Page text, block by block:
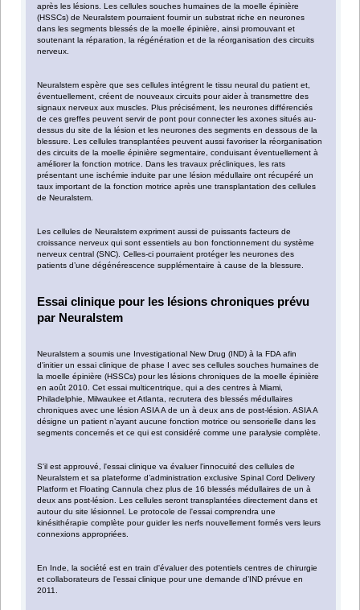
après les lésions. Les cellules souches humaines de la moelle épinière
(HSSCs) de Neuralstem pourraient fournir un substrat riche en neurones
dans les segments blessés de la moelle épinière, ainsi promouvant et
soutenant la réparation, la régénération et de la réorganisation des circuits
nerveux.
Neuralstem espère que ses cellules intégrent le tissu neural du patient et,
éventuellement, créent de nouveaux circuits pour aider à transmettre des
signaux nerveux aux muscles. Plus précisément, les neurones différenciés
de ces greffes peuvent servir de pont pour connecter les axones situés au-
dessus du site de la lésion et les neurones des segments en dessous de la
blessure. Les cellules transplantées peuvent aussi favoriser la réorganisation
des circuits de la moelle épinière segmentaire, conduisant éventuellement à
améliorer la fonction motrice. Dans les travaux précliniques, les rats
présentant une ischémie induite par une lésion médullaire ont récupéré un
taux important de la fonction motrice après une transplantation des cellules
de Neuralstem.
Les cellules de Neuralstem expriment aussi de puissants facteurs de
croissance nerveux qui sont essentiels au bon fonctionnement du système
nerveux central (SNC). Celles-ci pourraient protéger les neurones des
patients d’une dégénérescence supplémentaire à cause de la blessure.
Essai clinique pour les lésions chroniques prévu
par Neuralstem
Neuralstem a soumis une Investigational New Drug (IND) à la FDA afin
d'initier un essai clinique de phase I avec ses cellules souches humaines de
la moelle épinière (HSSCs) pour les lésions chroniques de la moelle épinière
en août 2010. Cet essai multicentrique, qui a des centres à Miami,
Philadelphie, Milwaukee et Atlanta, recrutera des blessés médullaires
chroniques avec une lésion ASIA A de un à deux ans de post-lésion. ASIA A
désigne un patient n’ayant aucune fonction motrice ou sensorielle dans les
segments concernés et ce qui est considéré comme une paralysie complète.
S'il est approuvé, l'essai clinique va évaluer l'innocuité des cellules de
Neuralstem et sa plateforme d’administration exclusive Spinal Cord Delivery
Platform et Floating Cannula chez plus de 16 blessés médullaires de un à
deux ans post-lésion. Les cellules seront transplantées directement dans et
autour du site lésionnel. Le protocole de l'essai comprendra une
kinésithérapie complète pour guider les nerfs nouvellement formés vers leurs
connexions appropriées.
En Inde, la société est en train d'évaluer des potentiels centres de chirurgie
et collaborateurs de l’essai clinique pour une demande d’IND prévue en
2011.